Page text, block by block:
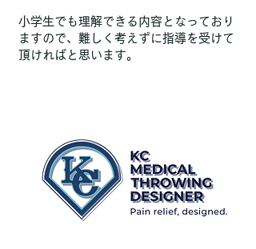
​小学生でも理解できる内容となっており
ますので、難しく考えずに指導を受けて
頂ければと思います。